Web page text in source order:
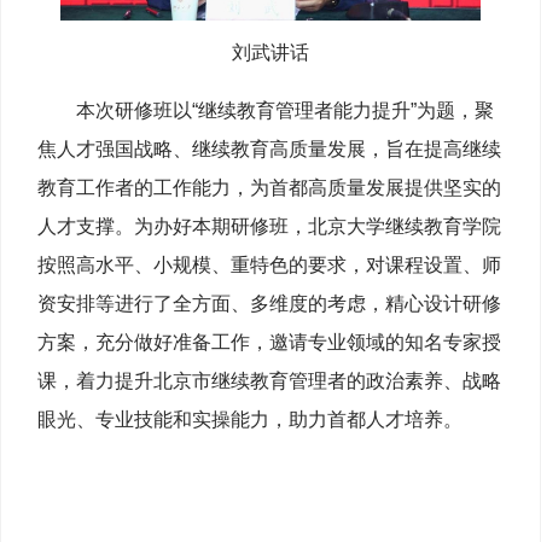
刘武讲话
本次研修班以“继续教育管理者能力提升”为题，聚
焦人才强国战略、继续教育高质量发展，旨在提高继续
教育工作者的工作能力，为首都高质量发展提供坚实的
人才支撑。为办好本期研修班，北京大学继续教育学院
按照高水平、小规模、重特色的要求，对课程设置、师
资安排等进行了全方面、多维度的考虑，精心设计研修
方案，充分做好准备工作，邀请专业领域的知名专家授
课，着力提升北京市继续教育管理者的政治素养、战略
眼光、专业技能和实操能力，助力首都人才培养。